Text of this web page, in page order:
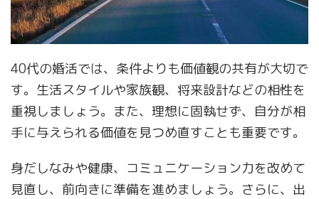
40代の婚活では、条件よりも価値観の共有が大切で
す。生活スタイルや家族観、将来設計などの相性を
重視しましょう。また、理想に固執せず、自分が相
手に与えられる価値を見つめ直すことも重要です。
身だしなみや健康、コミュニケーション力を改めて
見直し、前向きに準備を進めましょう。さらに、出